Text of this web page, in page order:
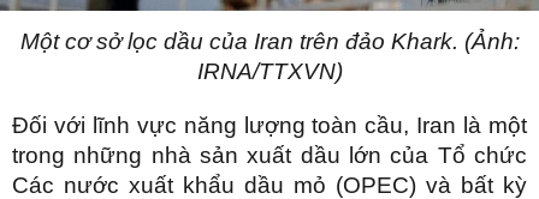
Một cơ sở lọc dầu của Iran trên đảo Khark. (Ảnh:
IRNA/TTXVN)
Đối với lĩnh vực năng lượng toàn cầu, Iran là một
trong những nhà sản xuất dầu lớn của Tổ chức
Các nước xuất khẩu dầu mỏ (OPEC) và bất kỳ